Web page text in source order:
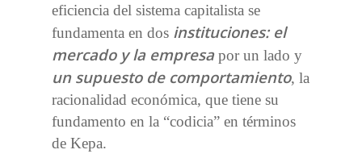
eficiencia del sistema capitalista se
fundamenta en dos instituciones: el
mercado y la empresapor un lado y
un supuesto de comportamiento, la
racionalidad económica, que tiene su
fundamento en la “codicia” en términos
de Kepa.